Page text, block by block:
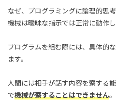
なぜ、プログラミングに論理的思
機械は曖昧な指示では正常に動作し
プログラムを組む際には、具体的
ます。
人間には相手が話す内容を察する
で機械が察することはできません。